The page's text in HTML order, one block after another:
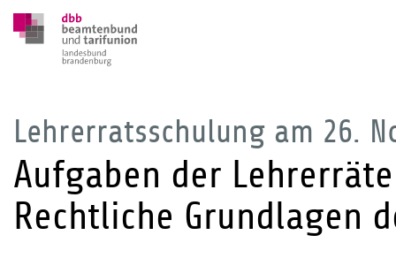
Lehrerratsschulung am 26.
Aufgaben der
Rechtliche Grundlagen